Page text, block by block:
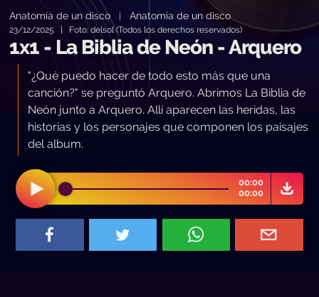
Anatomía de un disco|Anatomía de un disco
23/12/2025 | Foto: delsol (Todos los derechos reservados)
1x1 - La Biblia de Neón - Arquero
"¿Qué puedo hacer de todo esto más que una
canción?" se preguntó Arquero. Abrimos La Biblia de
Neón junto a Arquero. Allí aparecen las heridas, las
historias y los personajes que componen los paisajes
del album.
00:00
00:00